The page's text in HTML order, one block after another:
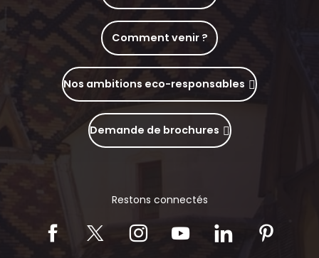
Comment venir ?
Nos ambitions eco-responsables
Demande de brochures
Restons connectés